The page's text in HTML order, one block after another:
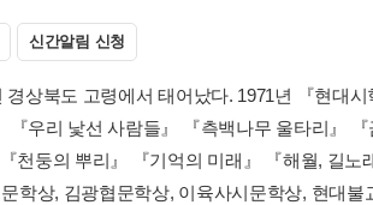
신간알림 신청
경상북도 고령에서 태어났다. 1971년 『현대
『우리 낯선 사람들』 『측백나무 울타리』
천둥의 뿌리』 『기억의 미래』 『해월, 길
학상, 김광협문학상, 이육사시문학상, 현대